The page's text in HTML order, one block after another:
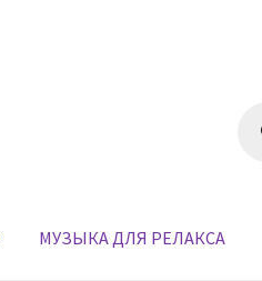
МУЗЫКА ДЛЯ РЕЛАКСА